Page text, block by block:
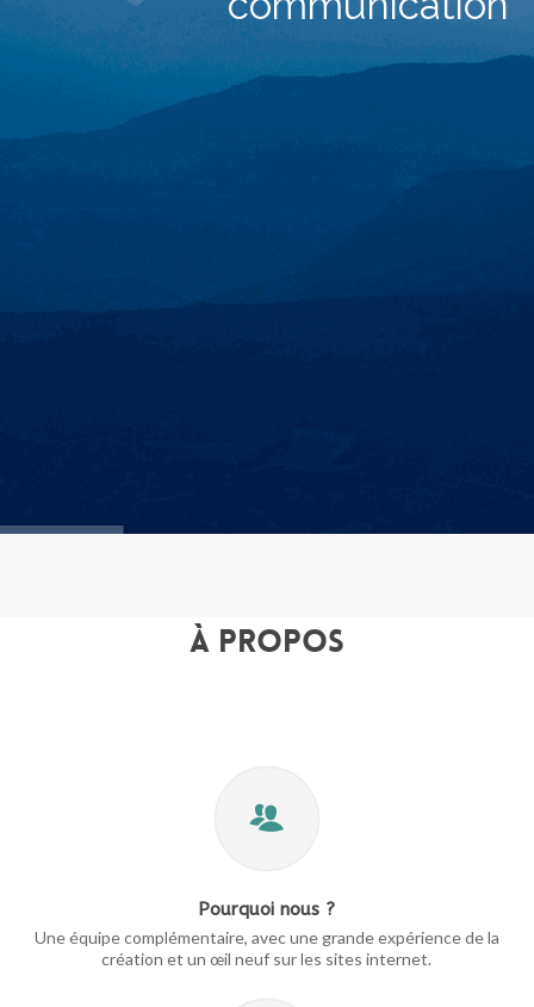
À propos
Pourquoi nous ?
Une équipe complémentaire, avec une grande expérience de la
création et un œil neuf sur les sites internet.